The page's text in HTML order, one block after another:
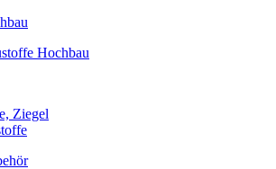
Hochbau
Ziegel